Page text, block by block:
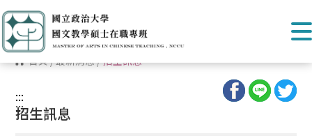
首頁/最新消息/招生訊息
:::
:::
招生訊息